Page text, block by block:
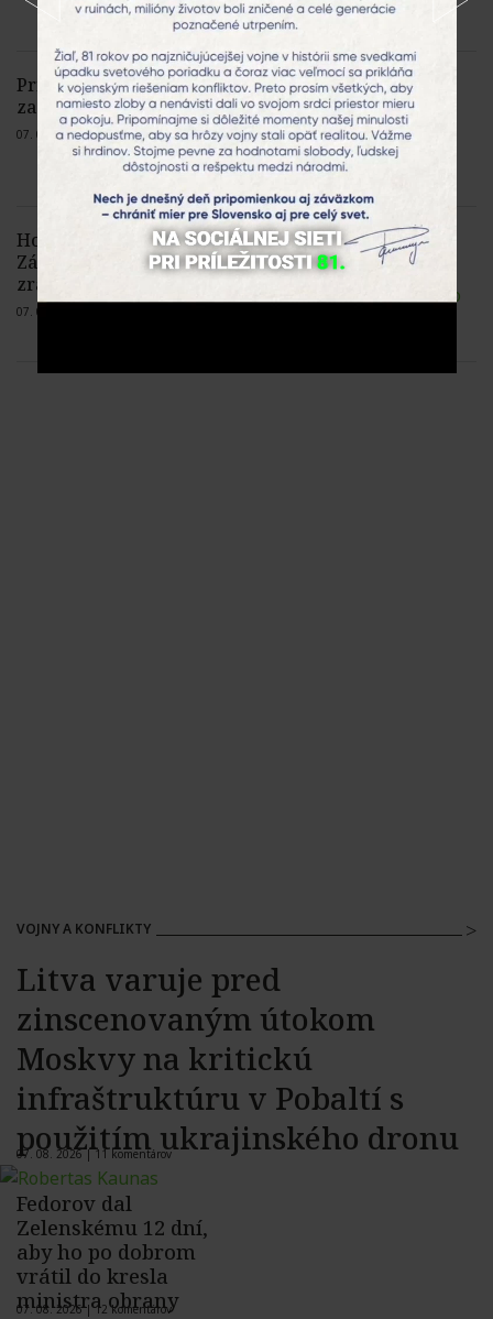
Pri požiari lesného porastu v Trstíne
zasahuje takmer 50 hasičov
07. 08. 2026 |Žiadne komentáre
Horskí záchranári pomohli v
Západných Tatrách turistovi so
zraneným členkom
07. 08. 2026 |
VOJNY A KONFLIKTY
Litva varuje pred
zinscenovaným útokom
Moskvy na kritickú
infraštruktúru v Pobaltí s
použitím ukrajinského dronu
07. 08. 2026 |11 komentárov
Fedorov dal
Zelenskému 12 dní,
aby ho po dobrom
vrátil do kresla
ministra obrany
07. 08. 2026 |12 komentárov